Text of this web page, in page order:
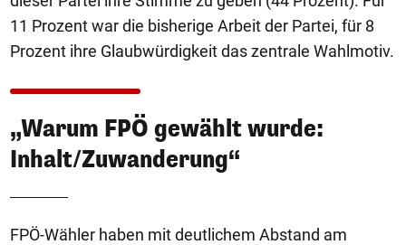
11 Prozent war die bisherige Arbeit der Partei, für 8
Prozent ihre Glaubwürdigkeit das zentrale Wahlmotiv.
„Warum FPÖ gewählt wurde:
Inhalt/Zuwanderung“
FPÖ-Wähler haben mit deutlichem Abstand am